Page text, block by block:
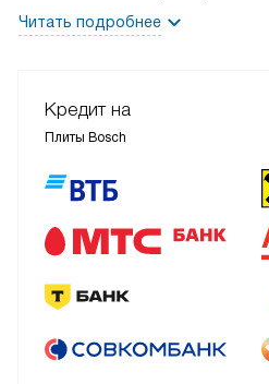
Читать подробнее
Кредит на
Плиты Bosch